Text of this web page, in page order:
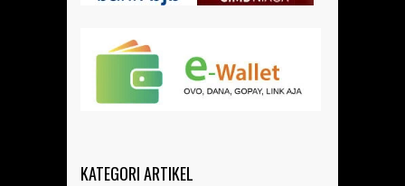
KATEGORI ARTIKEL